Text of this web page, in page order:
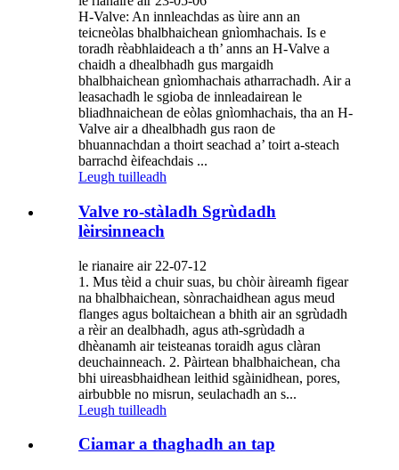
H-Valve: An innleachdas as ùire ann an
teicneòlas bhalbhaichean gnìomhachais. Is e
toradh rèabhlaideach a th’ anns an H-Valve a
chaidh a dhealbhadh gus margaidh
bhalbhaichean gnìomhachais atharrachadh. Air a
leasachadh le sgioba de innleadairean le
bliadhnaichean de eòlas gnìomhachais, tha an H-
Valve air a dhealbhadh gus raon de
bhuannachdan a thoirt seachad a’ toirt a-steach
barrachd èifeachdais ...
Leugh tuilleadh
Valve ro-stàladh Sgrùdadh
lèirsinneach
le rianaire air 22-07-12
1. Mus tèid a chuir suas, bu chòir àireamh figear
na bhalbhaichean, sònrachaidhean agus meud
flanges agus boltaichean a bhith air an sgrùdadh
a rèir an dealbhadh, agus ath-sgrùdadh a
dhèanamh air teisteanas toraidh agus clàran
deuchainneach. 2. Pàirtean bhalbhaichean, cha
bhi uireasbhaidhean leithid sgàinidhean, pores,
airbubble no misrun, seulachadh an s...
Leugh tuilleadh
Ciamar a thaghadh an tap